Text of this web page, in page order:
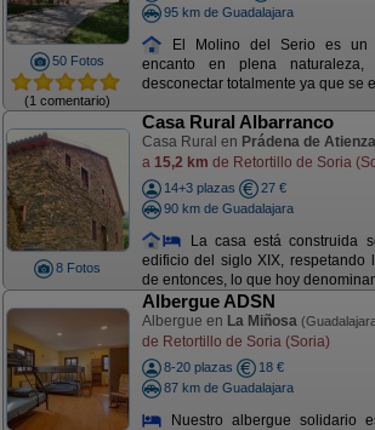
50 Fotos
(1 comentario)
95 km de Guadalajara
El Molino del Serio es un
encanto en plena
desconectar totalmente ya que se
8 Fotos
Casa Rural Albarranco
Casa Rural en Prádena de Atienza
a 15,2 km de Retortillo de Soria
14+3 plazas
27 €
90 km de Guadalajara
La casa está construida
edificio del siglo XIX, respetando
de entonces, lo que hoy
Albergue ADSN
Albergue en La Miñosa
de Retortillo de Soria (Soria)
8-20 plazas
18 €
87 km de Guadalajara
Nuestro albergue solidario